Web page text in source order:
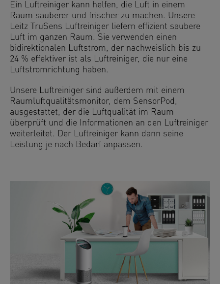
Ein Luftreiniger kann helfen, die Luft in einem
Raum sauberer und frischer zu machen. Unsere
Leitz TruSens Luftreiniger liefern effizient saubere
Luft im ganzen Raum. Sie verwenden einen
bidirektionalen Luftstrom, der nachweislich bis zu
24 % effektiver ist als Luftreiniger, die nur eine
Luftstromrichtung haben.
Unsere Luftreiniger sind außerdem mit einem
Raumluftqualitätsmonitor, dem SensorPod,
ausgestattet, der die Luftqualität im Raum
überprüft und die Informationen an den Luftreiniger
weiterleitet. Der Luftreiniger kann dann seine
Leistung je nach Bedarf anpassen.